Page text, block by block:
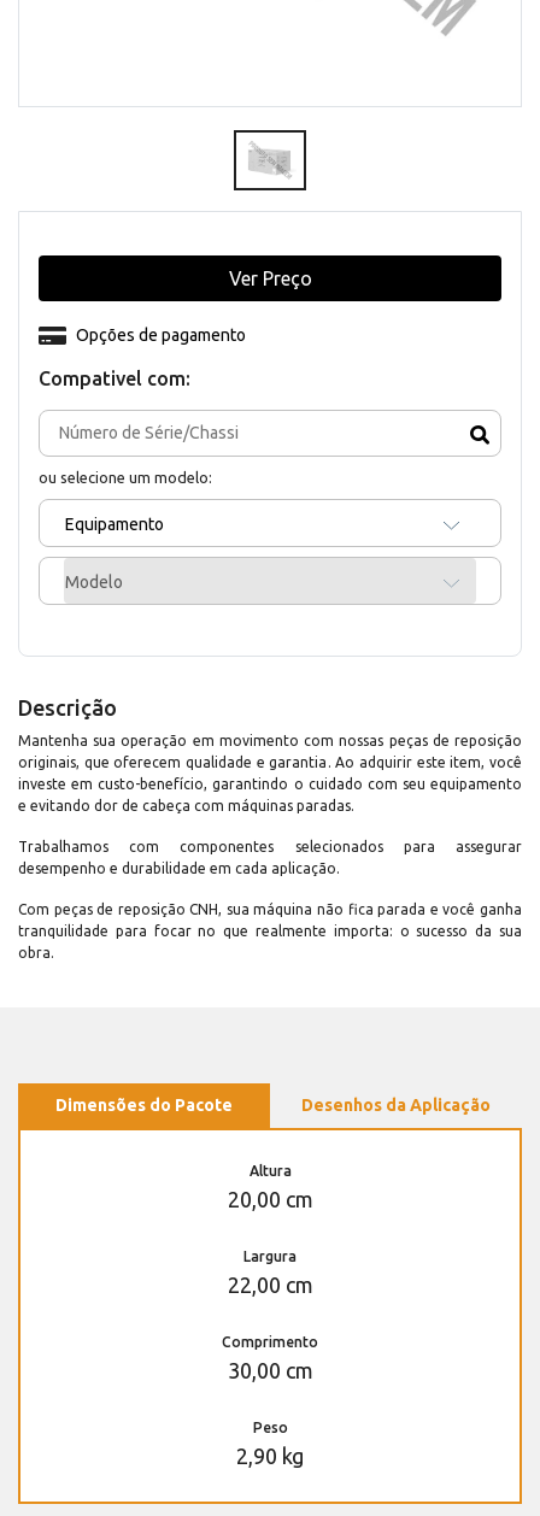
Compativel com:
ou selecione um modelo:
Equipamento
Modelo
Opções de pagamento
Ver Preço
Descrição
Mantenha sua operação em movimento com nossas peças de reposição
originais, que oferecem qualidade e garantia. Ao adquirir este item, você
investe em custo-benefício, garantindo o cuidado com seu equipamento
e evitando dor de cabeça com máquinas paradas.
Trabalhamos com componentes selecionados para assegurar
desempenho e durabilidade em cada aplicação.
Com peças de reposição CNH, sua máquina não fica parada e você ganha
tranquilidade para focar no que realmente importa: o sucesso da sua
obra.
Dimensões do Pacote Desenhos da Aplicação
Altura
20,00 cm
Largura
22,00 cm
Comprimento
30,00 cm
Peso
2,90 kg